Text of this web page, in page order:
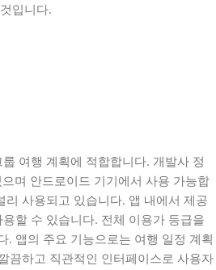
입니다.
여행 계획에 적합합니다. 개발사 정
며 안드로이드 기기에서 사용 가능합
사용되고 있습니다. 앱 내에서 제공
할 수 있습니다. 전체 이용가 등급을
. 앱의 주요 기능으로는 여행 일정 계획
끔하고 직관적인 인터페이스로 사용자